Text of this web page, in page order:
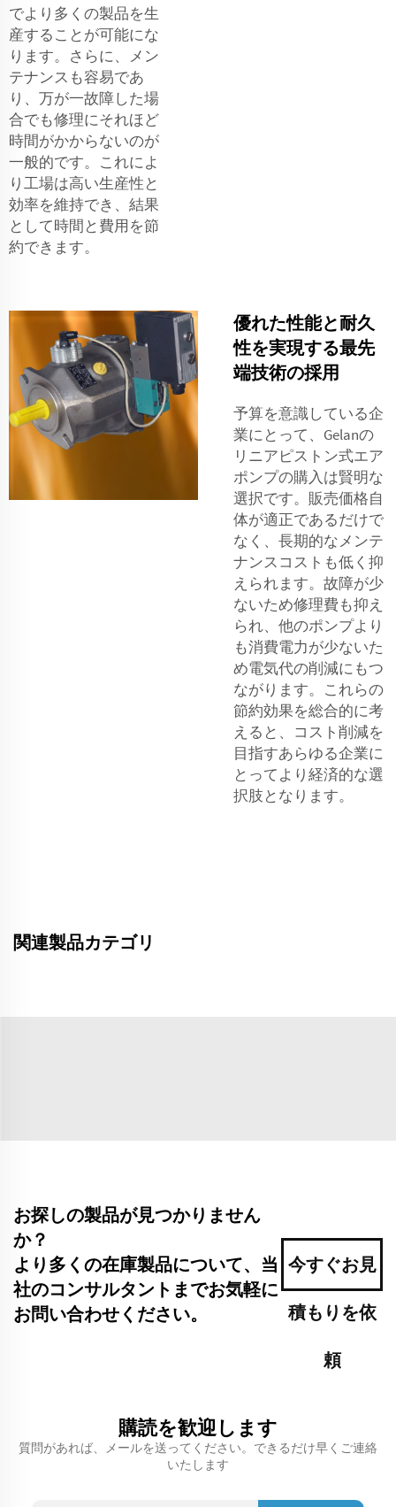
でより多くの製品を生
産することが可能にな
ります。さらに、メン
テナンスも容易であ
り、万が一故障した場
合でも修理にそれほど
時間がかからないのが
一般的です。これによ
り工場は高い生産性と
効率を維持でき、結果
として時間と費用を節
約できます。
優れた性能と耐久
性を実現する最先
端技術の採用
予算を意識している企
業にとって、Gelanの
リニアピストン式エア
ポンプの購入は賢明な
選択です。販売価格自
体が適正であるだけで
なく、長期的なメンテ
ナンスコストも低く抑
えられます。故障が少
ないため修理費も抑え
られ、他のポンプより
も消費電力が少ないた
め電気代の削減にもつ
ながります。これらの
節約効果を総合的に考
えると、コスト削減を
目指すあらゆる企業に
とってより経済的な選
択肢となります。
関連製品カテゴリ
お探しの製品が見つかりません
か？
より多くの在庫製品について、当
社のコンサルタントまでお気軽に
お問い合わせください。
今すぐお見
積もりを依
頼
購読を歓迎します
質問があれば、メールを送ってください。できるだけ早くご連絡
いたします